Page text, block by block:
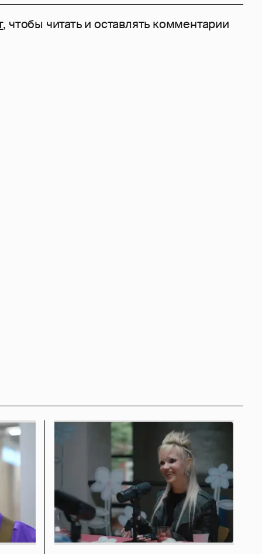
, чтобы читать и оставлять комментарии